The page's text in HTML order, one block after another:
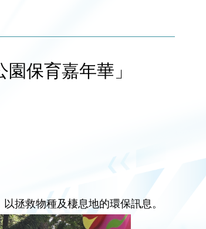
保育嘉年華」
拯救物種及棲息地的環保訊息。